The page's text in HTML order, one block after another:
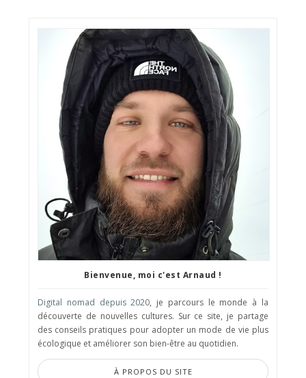
Bienvenue, moi c'est Arnaud !
Digital nomad depuis 2020, je parcours le monde à la
découverte de nouvelles cultures. Sur ce site, je partage
des conseils pratiques pour adopter un mode de vie plus
écologique et améliorer son bien-être au quotidien.
À PROPOS DU SITE